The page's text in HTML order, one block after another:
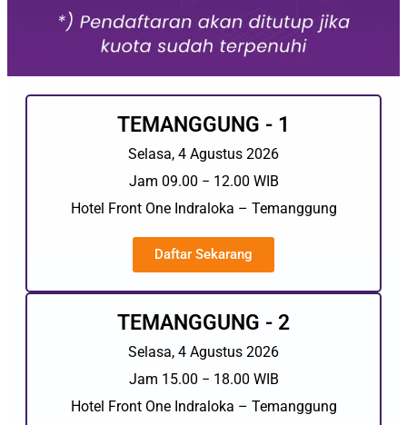
TEMANGGUNG - 1
Selasa, 4 Agustus 2026
Jam 09.00 − 12.00 WIB
Hotel Front One Indraloka – Temanggung
Daftar Sekarang
TEMANGGUNG - 2
Selasa, 4 Agustus 2026
Jam 15.00 − 18.00 WIB
Hotel Front One Indraloka – Temanggung